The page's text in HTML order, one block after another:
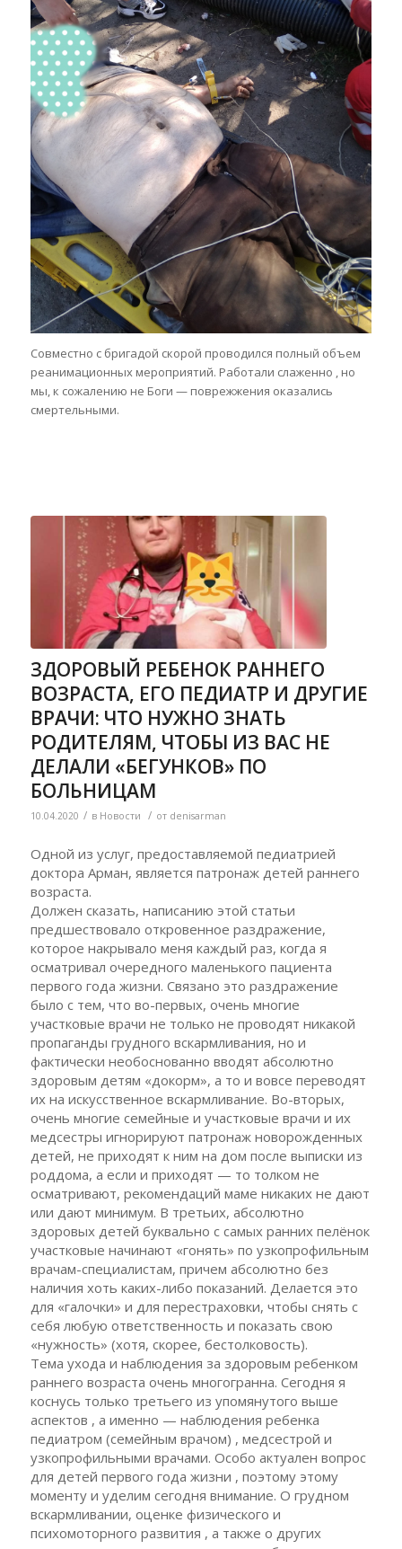
Совместно с бригадой скорой проводился полный объем
реанимационных мероприятий. Работали слаженно , но
мы, к сожалению не Боги — поврежжения оказались
смертельными.
ЗДОРОВЫЙ РЕБЕНОК РАННЕГО
ВОЗРАСТА, ЕГО ПЕДИАТР И ДРУГИЕ
ВРАЧИ: ЧТО НУЖНО ЗНАТЬ
РОДИТЕЛЯМ, ЧТОБЫ ИЗ ВАС НЕ
ДЕЛАЛИ «БЕГУНКОВ» ПО
БОЛЬНИЦАМ
10.04.2020 / в Новости / от denisarman
Одной из услуг, предоставляемой педиатрией
доктора Арман, является патронаж детей раннего
возраста.
Должен сказать, написанию этой статьи
предшествовало откровенное раздражение,
которое накрывало меня каждый раз, когда я
осматривал очередного маленького пациента
первого года жизни. Связано это раздражение
было с тем, что во-первых, очень многие
участковые врачи не только не проводят никакой
пропаганды грудного вскармливания, но и
фактически необоснованно вводят абсолютно
здоровым детям «докорм», а то и вовсе переводят
их на искусственное вскармливание. Во-вторых,
очень многие семейные и участковые врачи и их
медсестры игнорируют патронаж новорожденных
детей, не приходят к ним на дом после выписки из
роддома, а если и приходят — то толком не
осматривают, рекомендаций маме никаких не дают
или дают минимум. В третьих, абсолютно
здоровых детей буквально с самых ранних пелёнок
участковые начинают «гонять» по узкопрофильным
врачам-специалистам, причем абсолютно без
наличия хоть каких-либо показаний. Делается это
для «галочки» и для перестраховки, чтобы снять с
себя любую ответственность и показать свою
«нужность» (хотя, скорее, бестолковость).
Тема ухода и наблюдения за здоровым ребенком
раннего возраста очень многогранна. Сегодня я
коснусь только третьего из упомянутого выше
аспектов , а именно — наблюдения ребенка
педиатром (семейным врачом) , медсестрой и
узкопрофильными врачами. Особо актуален вопрос
для детей первого года жизни , поэтому этому
моменту и уделим сегодня внимание. О грудном
вскармливании, оценке физического и
психомоторного развития , а также о других